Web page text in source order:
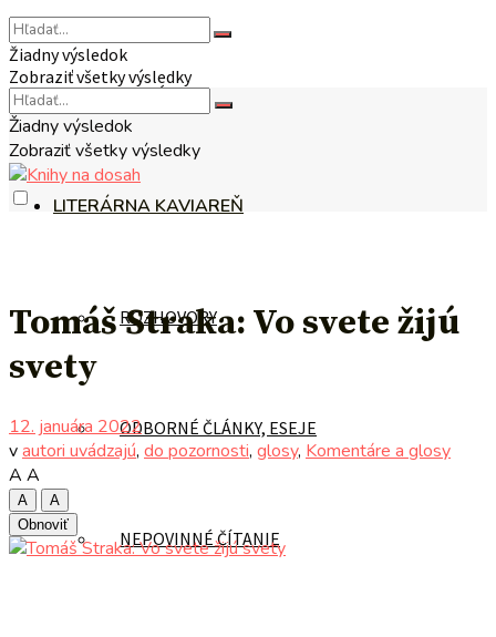
NA TÉMU
LITERÁRNA KAVIAREŇ
ROZHOVORY
ODBORNÉ ČLÁNKY, ESEJE
NEPOVINNÉ ČÍTANIE
Žiadny výsledok
Zobraziť všetky výsledky
Žiadny výsledok
Zobraziť všetky výsledky
Tomáš Straka: Vo svete žijú
svety
12. januára 2022
vautori uvádzajú, do pozornosti, glosy, Komentáre a glosy
A A
A
A
Obnoviť